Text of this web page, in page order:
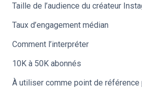
Taille de l’audience du créateur
Taux d’engagement médian
Comment l’interpréter
10K à 50K abonnés
À utiliser comme point de référence